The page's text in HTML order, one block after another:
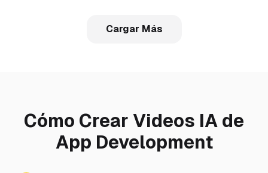
Cargar Más
Cómo Crear Videos IA de
App Development